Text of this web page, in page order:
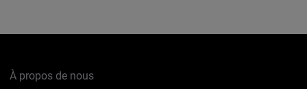
À propos de nous